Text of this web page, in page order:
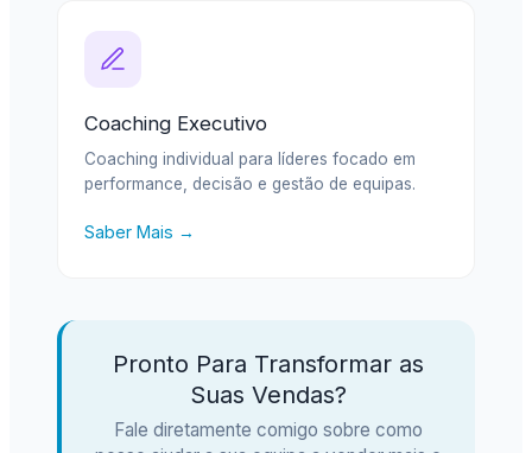
Coaching Executivo
Coaching individual para líderes focado em
performance, decisão e gestão de equipas.
Saber Mais →
Pronto Para Transformar as
Suas Vendas?
Fale diretamente comigo sobre como